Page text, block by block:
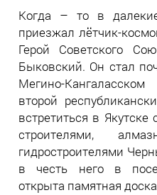
Когда – то в
приезжал лётчик-
Герой Советского
Быковский. Он стал
Мегино-
второй
встретиться в
строителями,
гидростроителями
в честь него в
открыта памятная